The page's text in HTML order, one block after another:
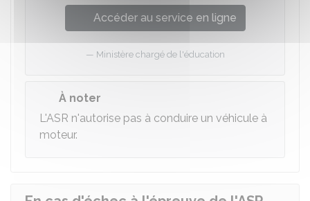
Accéder au service en ligne
Ministère chargé de l'éducation
À noter
L'ASR n'autorise pas à conduire un véhicule à
moteur.